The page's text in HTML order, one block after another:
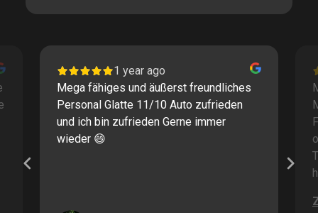
1 year ago
Mega fähiges und äußerst freundliches
Personal Glatte 11/10 Auto zufrieden
und ich bin zufrieden Gerne immer
wieder 😄